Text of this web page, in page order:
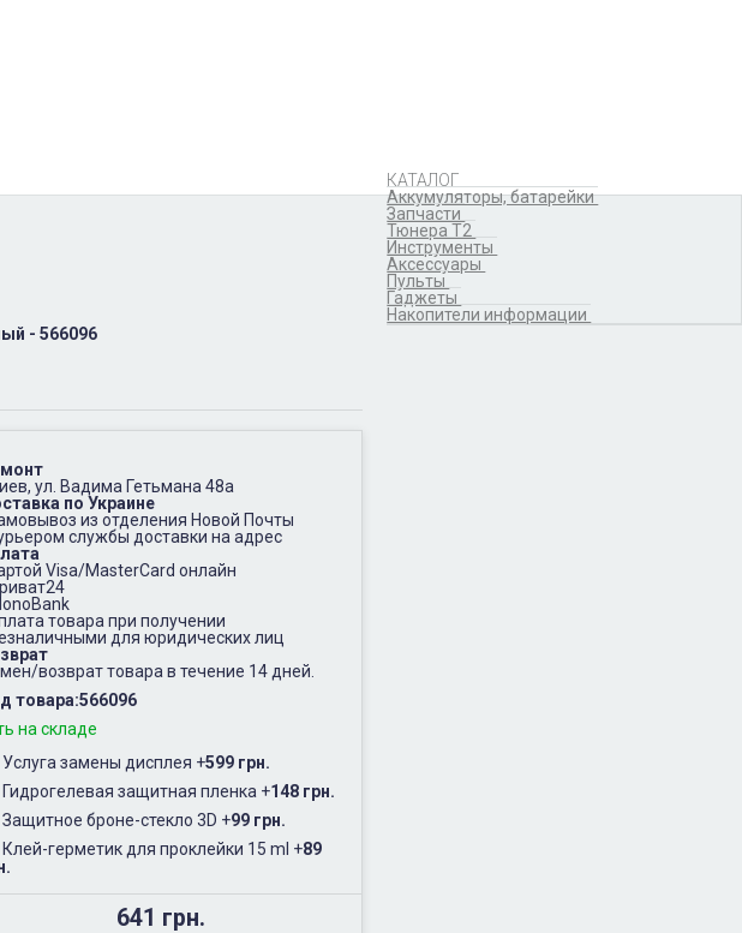
Накопители информации
КАТАЛОГ
Аккумуляторы, батарейки
Запчасти
Тюнера T2
Инструменты
Аксессуары
Пульты
Гаджеты
Накопители информации
- 566096
ул. Вадима Гетьмана 48а
по Украине
из отделения Новой Почты
службы доставки на адрес
Visa/MasterCard онлайн
товара при получении
для юридических лиц
возврат товара в течение 14 дней.
товара:566096
на складе
Услуга замены дисплея +599 грн.
Гидрогелевая защитная пленка +148 грн.
Защитное броне-стекло 3D +99 грн.
Клей-герметик для проклейки 15 ml +89
641 грн.